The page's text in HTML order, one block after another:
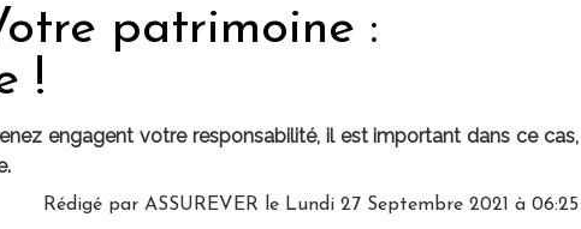
patrimoine :
!
engagent votre responsabilité, il est important dans ce cas,
Rédigé par ASSUREVER le Lundi 27 Septembre 2021 à 06:25